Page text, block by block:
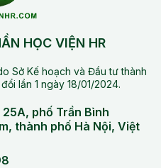
HỌC VIỆN HR
Sở Kế hoạch và Đầu tư thành
lần 1 ngày 18/01/2024.
phố Trần Bình
thành phố Hà Nội, Việt